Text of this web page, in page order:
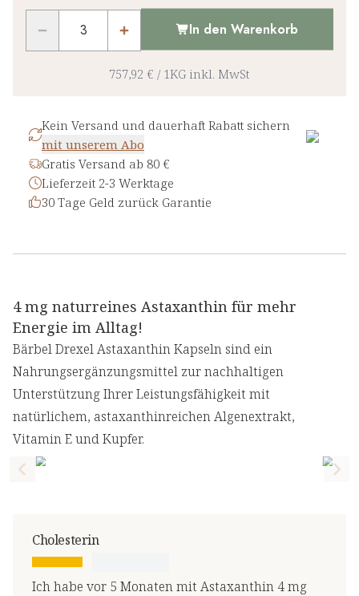
In den Warenkorb
757,92 € / 1KG inkl. MwSt
Kein Versand und dauerhaft Rabatt sichern
mit unserem Abo
Gratis Versand ab 80 €
Lieferzeit 2-3 Werktage
30 Tage Geld zurück Garantie
4 mg naturreines Astaxanthin für mehr
Energie im Alltag!
Bärbel Drexel Astaxanthin Kapseln sind ein
Nahrungsergänzungsmittel zur nachhaltigen
Unterstützung Ihrer Leistungsfähigkeit mit
natürlichem, astaxanthinreichen Algenextrakt,
Vitamin E und Kupfer.
Previous slide
Cholesterin
Ich habe vor 5 Monaten mit Astaxanthin 4 mg